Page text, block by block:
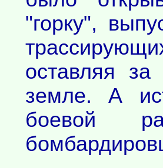
"горку",
оставляя
земле. А
боевой